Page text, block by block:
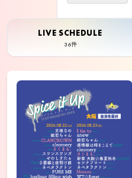
LIVE SCHEDULE
36件